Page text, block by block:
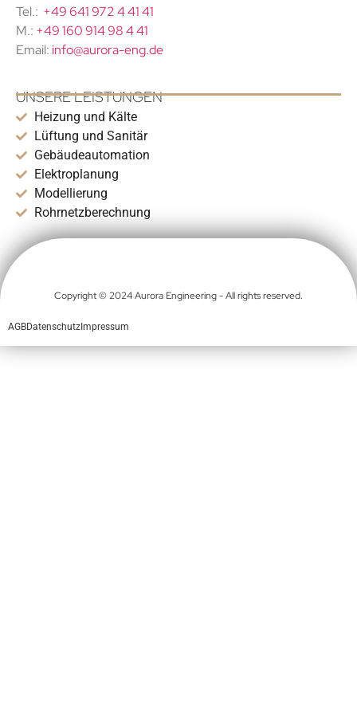
Tel.: +49 641 972 4 41 41
M.: +49 160 914 98 4 41
Email: info@aurora-eng.de
UNSERE LEISTUNGEN
Heizung und Kälte
Lüftung und Sanitär
Gebäudeautomation
Elektroplanung
Modellierung
Rohrnetzberechnung
Copyright © 2024 Aurora Engineering - All rights reserved.
AGBDatenschutz Impressum